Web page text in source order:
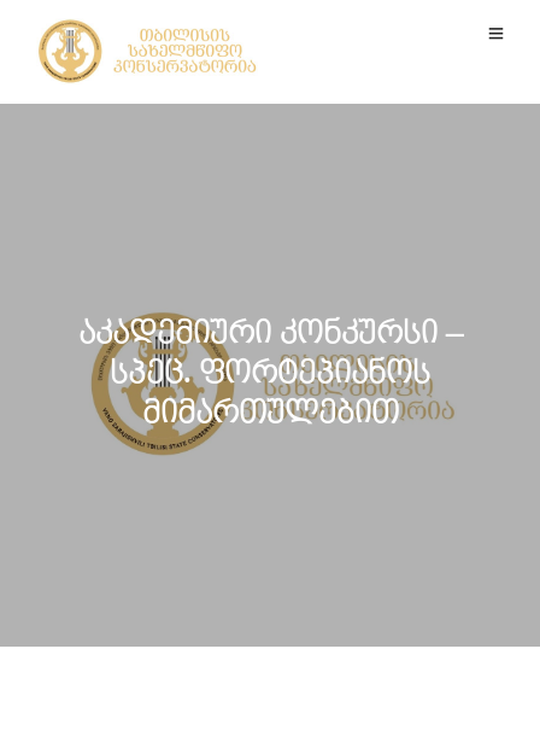
აკადემიური კონკურსი –
სპეც. ფორტეპიანოს
მიმართულებით